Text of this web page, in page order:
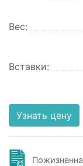
Вес:
Вставки:
Узнать цену